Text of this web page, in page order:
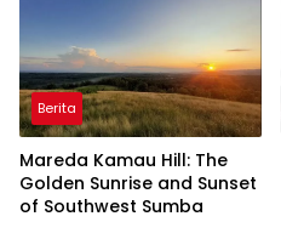
Berita
Mareda Kamau Hill: The
Golden Sunrise and Sunset
of Southwest Sumba